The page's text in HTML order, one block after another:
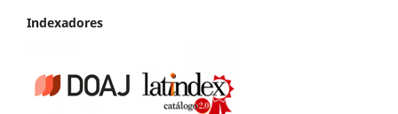
Indexadores